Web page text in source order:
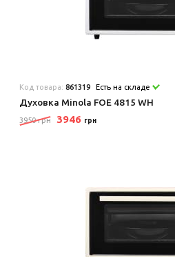
Код товара:861319 Есть на складе
Духовка Minola FOE 4815 WH
3950 грн 3946 грн